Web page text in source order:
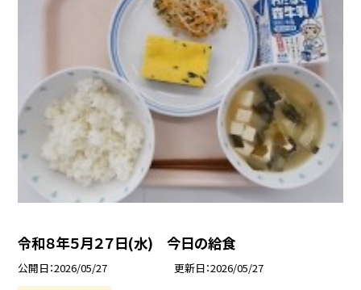
令和８年５月２７日(水) 今日の給食
公開日 2026/05/27 更新日 2026/05/27